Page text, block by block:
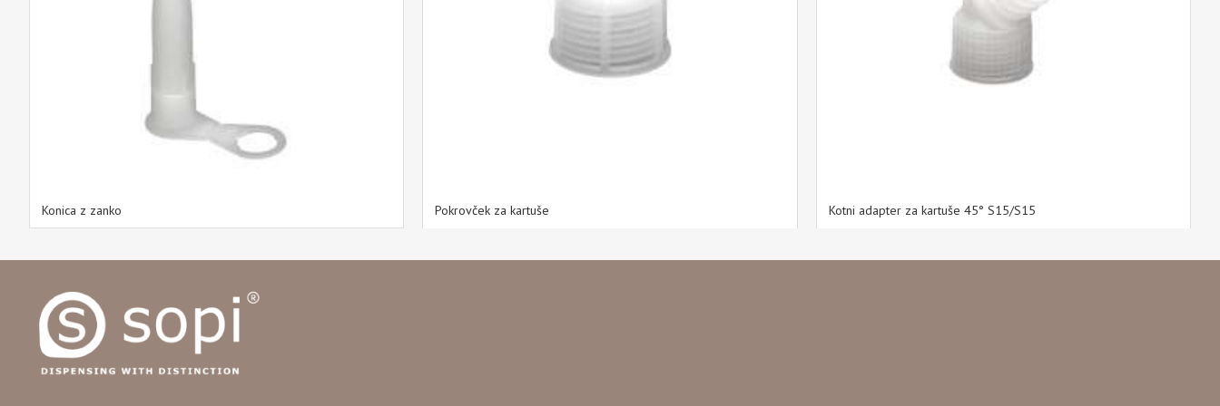
Konica z zanko Pokrovček za kartuše Kotni adapter za kartuše 45° S15/S15